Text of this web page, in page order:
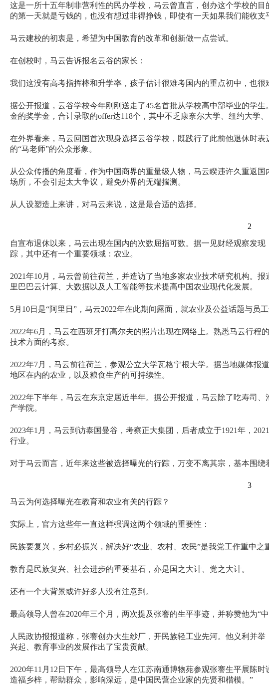
这是一所十五年制非营利性的民办学校，马云曾直言，创办这个学校的
的第一天就是亏钱的，也没有想过非得挣钱，即使有一天如果我们能收支
马云建校的初衷是，希望为中国教育的改革和创新做一点尝试。
在创校时，马云告诉报名云谷的家长：
我们这没有高考指挥棒和升学率，孩子估计很难考国内的重点初中，也很
据公开报道，云谷学校今年刚刚送走了45名首批从学校高中部毕业的学
金的奖学金，合计录取的offer达118个，其中不乏康奈尔大学、纽约大学
在外界看来，马云回国首次现身选择云谷学校，既践行了此前他退休时
的“马老师”的公众形象。
从公众传播的角度看，作为中国商界的重量级人物，马云睽违许久重返
场所，不会引起太大争议，避免外界的无端揣测。
从人设塑造上来讲，对马云来说，这是最合适的选择。
2
自宣布退休以来，马云出现在国内的次数屈指可数。据一见财经观察发
踪，其中还有一个重要领域：农业。
2021年10月，马云曾前往荷兰，并造访了当地多家农业技术研究机构。
里巴巴云计算、大数据以及人工智能等技术提高中国农业现代化发展。
5月10日是“阿里日”，马云2022年在此期间露面，就农业及公益话题与员工
2022年6月，马云在西班牙打高尔夫的照片出现在网络上。熟悉马云行
技术方面的考察。
2022年7月，马云前往荷兰，参观公立大学瓦格宁根大学。据当地媒体
地区在内的农业，以及粮食生产的可持续性。
2022年下半年，马云在东京定居近半年。据公开报道，马云除了吃寿司
产学院。
2023年1月，马云到访泰国曼谷，考察正大集团，后者成立于1921年，
行业。
对于马云而言，近年来这些被选择曝光的行踪，万变不离其宗，基本围绕
3
马云为何选择曝光在教育和农业有关的行踪？
实际上，官方这些年一直这样强调这两个领域的重要性：
民族要复兴，乡村必振兴，解决好“农业、农村、农民”是我党工作重中之
教育是民族复兴、社会进步的重要基石，亦是国之大计、党之大计。
还有一个大背景或许好多人没有注意到。
最高领导人曾在2020年三个月，两次提及张謇的生平事迹，并称赞他为“
人民政协报报道称，张謇创办大生纱厂，开民族轻工业先河。他义利并
兴起、教育事业的发展作出了宝贵贡献。
2020年11月12日下午，最高领导人在江苏南通博物苑参观张謇生平展陈
造福乡梓，帮助群众，影响深远，是中国民营企业家的先贤和楷模。”